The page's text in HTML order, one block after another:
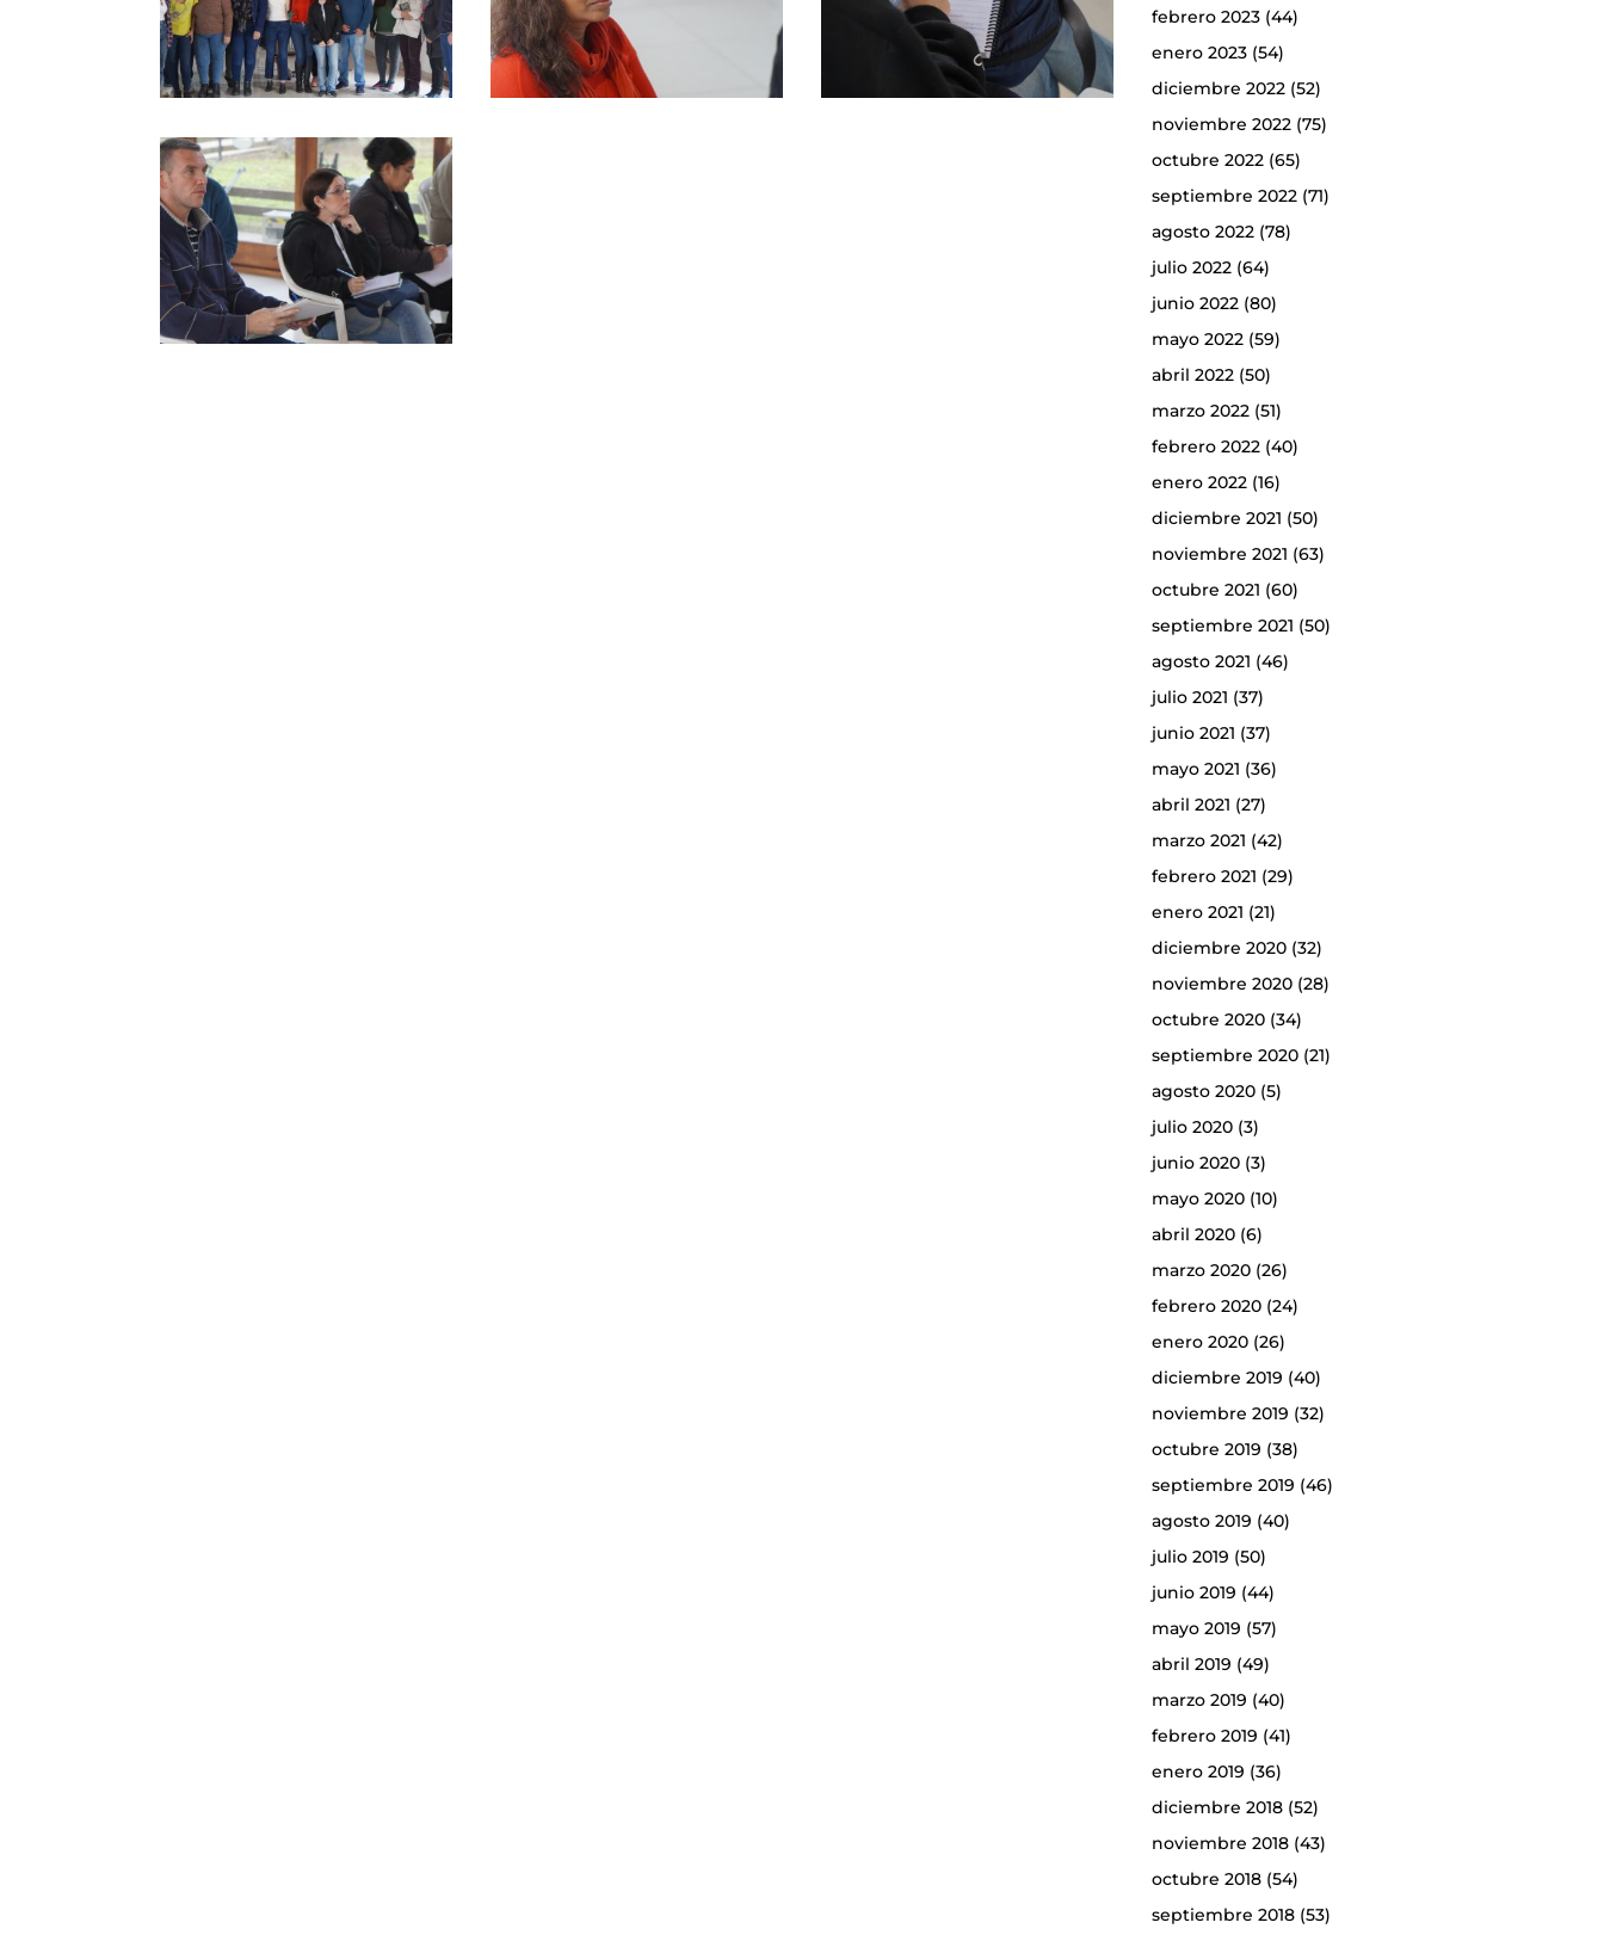
febrero 2023(44)
enero 2023(54)
diciembre 2022(52)
noviembre 2022(75)
octubre 2022(65)
septiembre 2022(71)
agosto 2022(78)
julio 2022(64)
junio 2022(80)
mayo 2022(59)
abril 2022(50)
marzo 2022(51)
febrero 2022(40)
enero 2022(16)
diciembre 2021 (50)
noviembre 2021 (63)
octubre 2021 (60)
septiembre 2021 (50)
agosto 2021 (46)
julio 2021 (37)
junio 2021 (37)
mayo 2021 (36)
abril 2021 (27)
marzo 2021 (42)
febrero 2021 (29)
enero 2021 (21)
diciembre 2020(32)
noviembre 2020(28)
octubre 2020(34)
septiembre 2020(21)
agosto 2020(5)
julio 2020(3)
junio 2020(3)
mayo 2020(10)
abril 2020(6)
marzo 2020(26)
febrero 2020(24)
enero 2020(26)
diciembre 2019 (40)
noviembre 2019 (32)
octubre 2019 (38)
septiembre 2019 (46)
agosto 2019 (40)
julio 2019 (50)
junio 2019 (44)
mayo 2019 (57)
abril 2019 (49)
marzo 2019 (40)
febrero 2019 (41)
enero 2019 (36)
diciembre 2018(52)
noviembre 2018(43)
octubre 2018(54)
septiembre 2018(53)